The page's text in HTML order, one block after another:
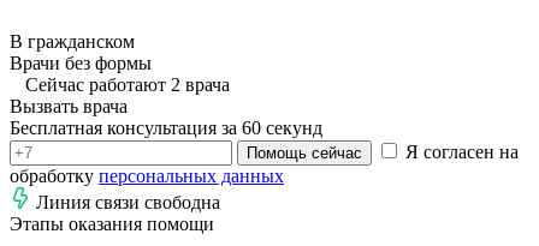
В гражданском
Врачи без формы
Сейчас работают 2 врача
Вызвать врача
Бесплатная консультация за 60 секунд
Помощь сейчас
Я согласен на
обработку персональных данных
Линия связи свободна
Этапы оказания помощи